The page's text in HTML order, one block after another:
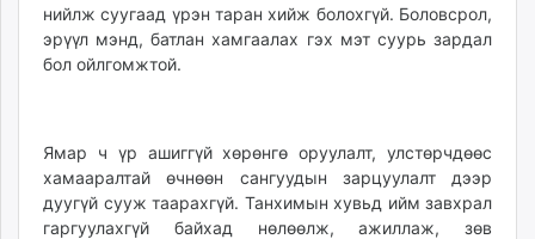
нийлж суугаад үрэн таран хийж болохгүй. Боловсрол,
эрүүл мэнд, батлан хамгаалах гэх мэт суурь зардал
бол ойлгомжтой.
Ямар ч үр ашиггүй хөрөнгө оруулалт, улстөрчдөөс
хамааралтай өчнөөн сангуудын зарцуулалт дээр
дуугүй сууж таарахгүй. Танхимын хувьд ийм завхрал
гаргуулахгүй байхад нөлөөлж, ажиллаж, зөв